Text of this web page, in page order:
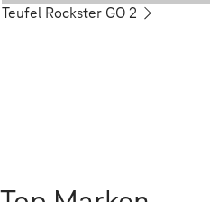
Teufel Rockster GO 2